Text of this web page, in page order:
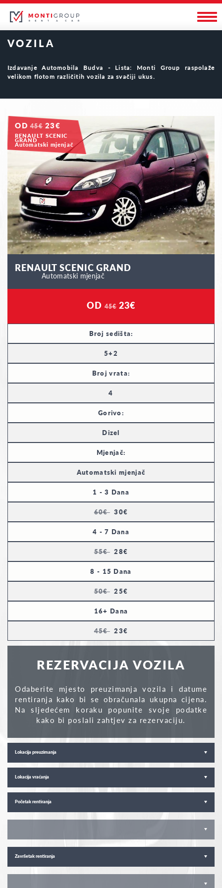
VOZILA
Izdavanje Automobila Budva - Lista: Monti Group raspolaže
velikom flotom različitih vozila za svačiji ukus.
RENAULT SCENIC
GRAND
Automatski mjenjač
RENAULT SCENIC GRAND
Automatski mjenjač
OD45€23€
Broj sedišta:
5+2
Broj vrata:
4
Gorivo:
Dizel
Mjenjač:
Automatski mjenjač
1 - 3 Dana
60€30€
4 - 7 Dana
55€28€
8 - 15 Dana
50€25€
16+ Dana
45€23€
REZERVACIJA VOZILA
Odaberite mjesto preuzimanja vozila i datume
rentiranja kako bi se obračunala ukupna cijena.
Na sljedećem koraku popunite svoje podatke
kako bi poslali zahtjev za rezervaciju.